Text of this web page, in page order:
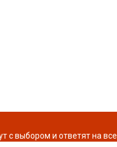
с выбором и ответят на все